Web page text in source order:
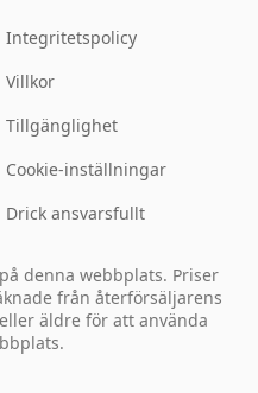
Integritetspolicy
Villkor
Tillgänglighet
Cookie-inställningar
Drick ansvarsfullt
denna webbplats. Priser
från återförsäljarens
äldre för att använda